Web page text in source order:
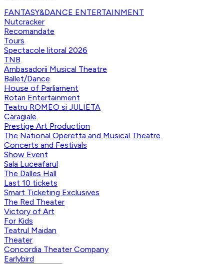
FANTASY&DANCE ENTERTAINMENT
Nutcracker
Recomandate
Tours
Spectacole litoral 2026
TNB
Ambasadorii Musical Theatre
Ballet/Dance
House of Parliament
Rotari Entertainment
Teatru ROMEO si JULIETA
Caragiale
Prestige Art Production
The National Operetta and Musical Theatre
Concerts and Festivals
Show Event
Sala Luceafarul
The Dalles Hall
Last 10 tickets
Smart Ticketing Exclusives
The Red Theater
Victory of Art
For Kids
Teatrul Maidan
Theater
Concordia Theater Company
Earlybird